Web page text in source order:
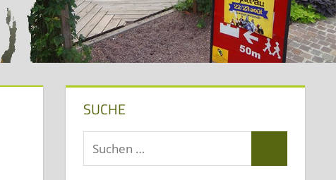
SUCHE
Suchen
nach: